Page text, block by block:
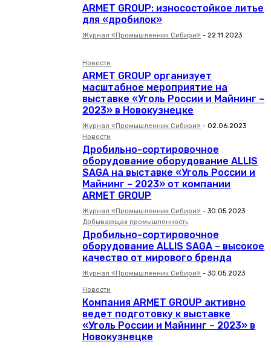
ARMET GROUP: износостойкое литье
для «дробилок»
Журнал «Промышленник Сибири» - 22.11.2023
Новости
ARMET GROUP организует
масштабное мероприятие на
выставке «Уголь России и Майнинг –
2023» в Новокузнецке
Журнал «Промышленник Сибири» - 02.06.2023
Новости
Дробильно-сортировочное
оборудование оборудование ALLIS
SAGA на выставке «Уголь России и
Майнинг – 2023» от компании
ARMET GROUP
Журнал «Промышленник Сибири» - 30.05.2023
Добывающая промышленность
Дробильно-сортировочное
оборудование ALLIS SAGA – высокое
качество от мирового бренда
Журнал «Промышленник Сибири» - 30.05.2023
Новости
Компания ARMET GROUP активно
ведет подготовку к выставке
«Уголь России и Майнинг – 2023» в
Новокузнецке